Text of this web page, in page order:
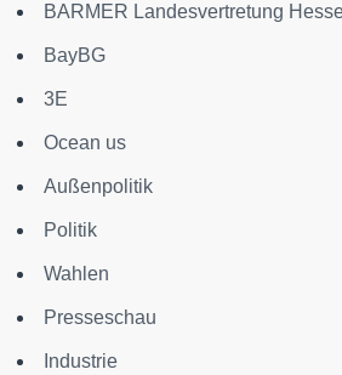
BARMER Landesvertretung
BayBG
3E
Ocean us
Außenpolitik
Politik
Wahlen
Presseschau
Industrie